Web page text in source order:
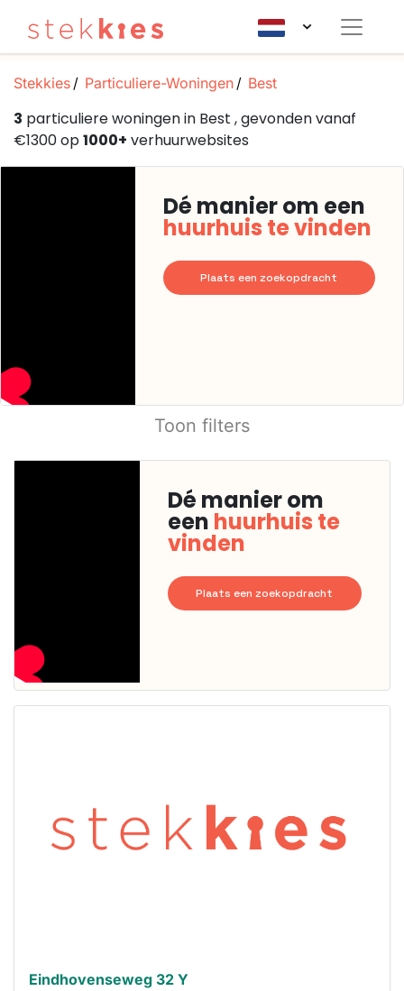
Stekkies Particuliere-Woningen Best
3 particuliere woningen in Best , gevonden vanaf
€1300 op1000+ verhuurwebsites
Dé manier om een
huurhuis te vinden
Plaats een zoekopdracht
Toon filters
Dé manier om
een huurhuis te
vinden
Plaats een zoekopdracht
binnen 15
minuten
reageren.
Stekkies helpt
Eindhovenseweg 32 Y